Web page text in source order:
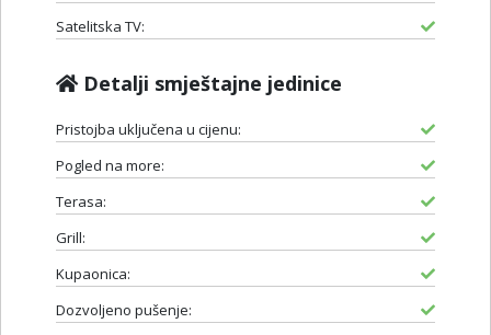
Satelitska TV:
Detalji smještajne jedinice
Pristojba uključena u cijenu:
Pogled na more:
Terasa:
Grill:
Kupaonica:
Dozvoljeno pušenje: